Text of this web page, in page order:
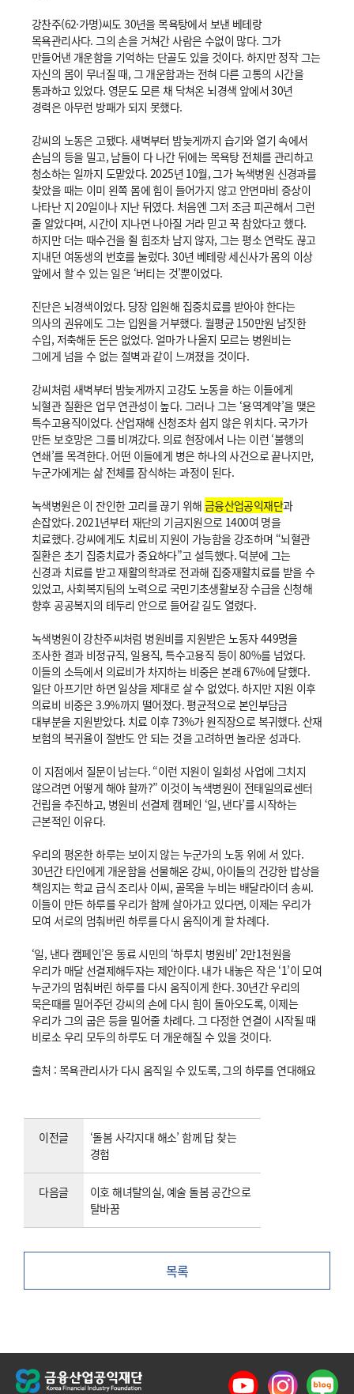
강찬주(62·가명)씨도 30년을 목욕탕에서 보낸 베테랑
목욕관리사다. 그의 손을 거쳐간 사람은 수없이 많다. 그가
만들어낸 개운함을 기억하는 단골도 있을 것이다. 하지만 정작 그는
자신의 몸이 무너질 때, 그 개운함과는 전혀 다른 고통의 시간을
통과하고 있었다. 영문도 모른 채 닥쳐온 뇌경색 앞에서 30년
경력은 아무런 방패가 되지 못했다.
강씨의 노동은 고됐다. 새벽부터 밤늦게까지 습기와 열기 속에서
손님의 등을 밀고, 남들이 다 나간 뒤에는 목욕탕 전체를 관리하고
청소하는 일까지 도맡았다. 2025년 10월, 그가 녹색병원 신경과를
찾았을 때는 이미 왼쪽 몸에 힘이 들어가지 않고 안면마비 증상이
나타난 지 20일이나 지난 뒤였다. 처음엔 그저 조금 피곤해서 그런
줄 알았다며, 시간이 지나면 나아질 거라 믿고 꾹 참았다고 했다.
하지만 더는 때수건을 쥘 힘조차 남지 않자, 그는 평소 연락도 끊고
지내던 여동생의 번호를 눌렀다. 30년 베테랑 세신사가 몸의 이상
앞에서 할 수 있는 일은 ‘버티는 것’뿐이었다.
진단은 뇌경색이었다. 당장 입원해 집중치료를 받아야 한다는
의사의 권유에도 그는 입원을 거부했다. 월평균 150만원 남짓한
수입, 저축해둔 돈은 없었다. 얼마가 나올지 모르는 병원비는
그에게 넘을 수 없는 절벽과 같이 느껴졌을 것이다.
강씨처럼 새벽부터 밤늦게까지 고강도 노동을 하는 이들에게
뇌혈관 질환은 업무 연관성이 높다. 그러나 그는 ‘용역계약’을 맺은
특수고용직이었다. 산업재해 신청조차 쉽지 않은 위치다. 국가가
만든 보호망은 그를 비껴갔다. 의료 현장에서 나는 이런 ‘불행의
연쇄’를 목격한다. 어떤 이들에게 병은 하나의 사건으로 끝나지만,
누군가에게는 삶 전체를 잠식하는 과정이 된다.
녹색병원은 이 잔인한 고리를 끊기 위해 금융산업공익재단과
손잡았다. 2021년부터 재단의 기금지원으로 1400여 명을
치료했다. 강씨에게도 치료비 지원이 가능함을 강조하며 “뇌혈관
질환은 초기 집중치료가 중요하다”고 설득했다. 덕분에 그는
신경과 치료를 받고 재활의학과로 전과해 집중재활치료를 받을 수
있었고, 사회복지팀의 노력으로 국민기초생활보장 수급을 신청해
향후 공공복지의 테두리 안으로 들어갈 길도 열렸다.
녹색병원이 강찬주씨처럼 병원비를 지원받은 노동자 449명을
조사한 결과 비정규직, 일용직, 특수고용직 등이 80%를 넘었다.
이들의 소득에서 의료비가 차지하는 비중은 본래 67%에 달했다.
일단 아프기만 하면 일상을 제대로 살 수 없었다. 하지만 지원 이후
의료비 비중은 3.9%까지 떨어졌다. 평균적으로 본인부담금
대부분을 지원받았다. 치료 이후 73%가 원직장으로 복귀했다. 산재
보험의 복귀율이 절반도 안 되는 것을 고려하면 놀라운 성과다.
이 지점에서 질문이 남는다. “이런 지원이 일회성 사업에 그치지
않으려면 어떻게 해야 할까?” 이것이 녹색병원이 전태일의료센터
건립을 추진하고, 병원비 선결제 캠페인 ‘일, 낸다’를 시작하는
근본적인 이유다.
우리의 평온한 하루는 보이지 않는 누군가의 노동 위에 서 있다.
30년간 타인에게 개운함을 선물해온 강씨, 아이들의 건강한 밥상을
책임지는 학교 급식 조리사 이씨, 골목을 누비는 배달라이더 송씨.
이들이 만든 하루를 우리가 함께 살아가고 있다면, 이제는 우리가
모여 서로의 멈춰버린 하루를 다시 움직이게 할 차례다.
‘일, 낸다 캠페인’은 동료 시민의 ‘하루치 병원비’ 2만1천원을
우리가 매달 선결제해두자는 제안이다. 내가 내놓은 작은 ‘1’이 모여
누군가의 멈춰버린 하루를 다시 움직이게 한다. 30년간 우리의
묵은때를 밀어주던 강씨의 손에 다시 힘이 돌아오도록, 이제는
우리가 그의 굽은 등을 밀어줄 차례다. 그 다정한 연결이 시작될 때
비로소 우리 모두의 하루도 더 개운해질 수 있을 것이다.
출처 : 목욕관리사가 다시 움직일 수 있도록, 그의 하루를 연대해요
이전글
‘돌봄 사각지대 해소’ 함께 답 찾는
경험
다음글
이호 해녀탈의실, 예술 돌봄 공간으로
탈바꿈
목록